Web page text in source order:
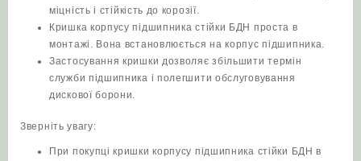
міцність і стійкість до корозії.
Кришка корпусу підшипника стійки БДН проста в
монтажі. Вона встановлюється на корпус підшипника.
Застосування кришки дозволяє збільшити термін
служби підшипника і полегшити обслуговування
дискової борони.
Зверніть увагу:
При покупці кришки корпусу підшипника стійки БДН в